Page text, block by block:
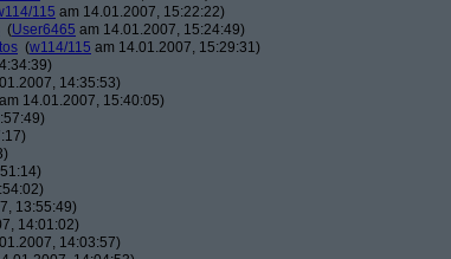
115 am 14.01.2007, 15:22:22)
(User6465 am 14.01.2007, 15:24:49)
(w114/115 am 14.01.2007, 15:29:31)
14:35:53)
am 14.01.2007, 15:40:05)
13:55:49)
14:01:02)
14:03:57)